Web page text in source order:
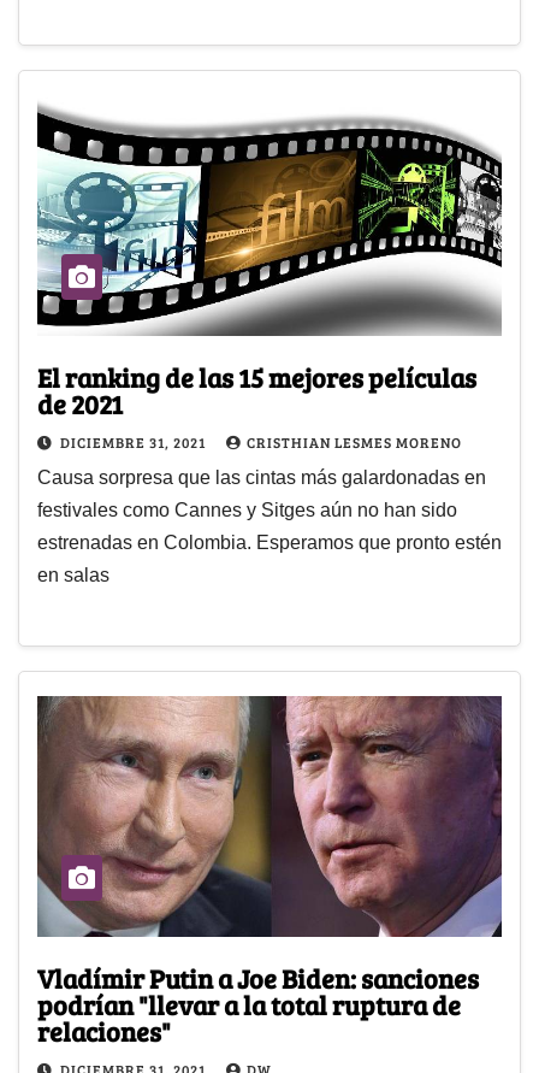
El ranking de las 15 mejores películas
de 2021
DICIEMBRE 31, 2021 CRISTHIAN LESMES MORENO
Causa sorpresa que las cintas más galardonadas en
festivales como Cannes y Sitges aún no han sido
estrenadas en Colombia. Esperamos que pronto estén
en salas
Vladímir Putin a Joe Biden: sanciones
podrían "llevar a la total ruptura de
relaciones"